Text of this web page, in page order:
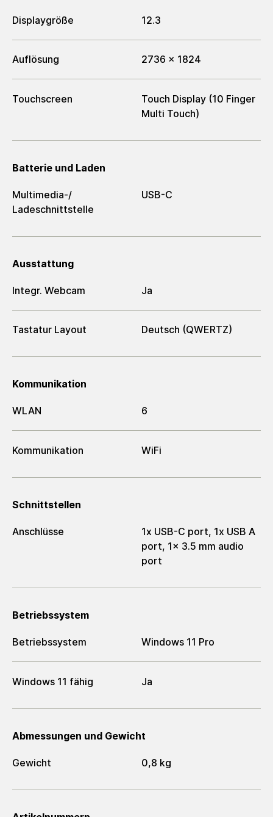
Displaygröße 12.3
Auflösung 2736 x 1824
Touchscreen
Touch Display (10 Finger
Multi Touch)
Batterie und Laden
Multimedia-/​
Ladeschnittstelle
USB-C
Ausstattung
Integr. Webcam Ja
Tastatur Layout Deutsch (QWERTZ)
Kommunikation
WLAN 6
Kommunikation WiFi
Schnittstellen
Anschlüsse
1x USB-C port, 1x USB A
port, 1x 3.5 mm audio
port
Betriebssystem
Betriebssystem Windows 11 Pro
Windows 11 fähig Ja
Abmessungen und Gewicht
Gewicht 0,8 kg